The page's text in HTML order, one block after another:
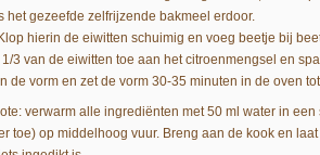
het gezeefde zelfrijzende bakmeel erdoor.
hierin de eiwitten schuimig en voeg beetje bij
3 van de eiwitten toe aan het citroenmengsel en
de vorm en zet de vorm 30-35 minuten in de oven
verwarm alle ingrediënten met 50 ml water in
toe) op middelhoog vuur. Breng aan de kook en